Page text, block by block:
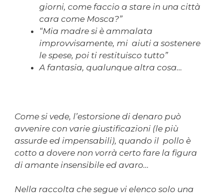
giorni, come faccio a stare in una città
cara come Mosca?”
“Mia madre si è ammalata
improvvisamente, mi aiuti a sostenere
le spese, poi ti restituisco tutto”
A fantasia, qualunque altra cosa…
Come si vede, l’estorsione di denaro può
avvenire con varie giustificazioni (le più
assurde ed impensabili), quando il pollo è
cotto a dovere non vorrà certo fare la figura
di amante insensibile ed avaro…
Nella raccolta che segue vi elenco solo una